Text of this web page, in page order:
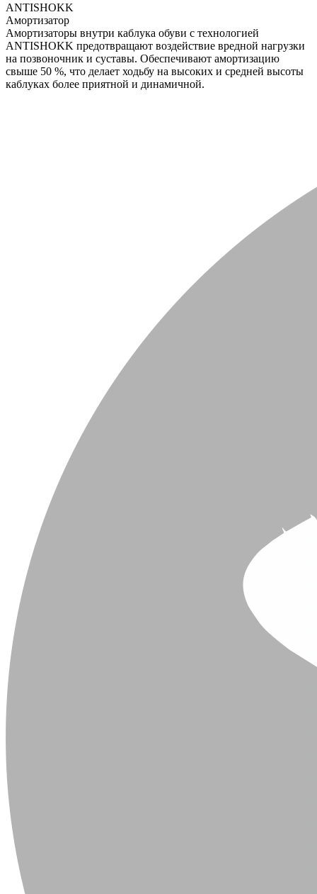
ANTISHOKK
Амортизатор
Амортизаторы внутри каблука обуви с технологией
ANTISHOKK предотвращают воздействие вредной нагрузки
на позвоночник и суставы. Обеспечивают амортизацию
свыше 50 %, что делает ходьбу на высоких и средней высоты
каблуках более приятной и динамичной.